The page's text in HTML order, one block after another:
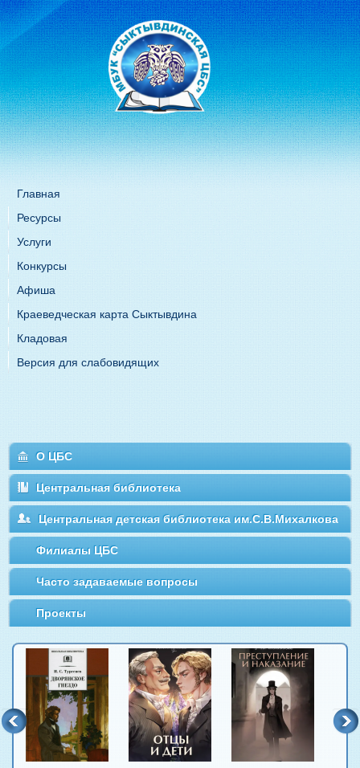
Главная
Ресурсы
Услуги
Конкурсы
Афиша
Краеведческая карта Сыктывдина
Кладовая
Версия для слабовидящих
О ЦБС
Центральная библиотека
Центральная детская библиотека им.С.В.Михалкова
Филиалы ЦБС
Часто задаваемые вопросы
Проекты